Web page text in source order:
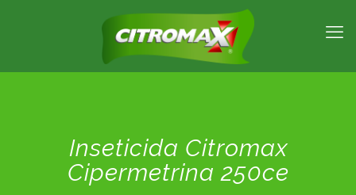
Inseticida Citromax
Cipermetrina 250ce